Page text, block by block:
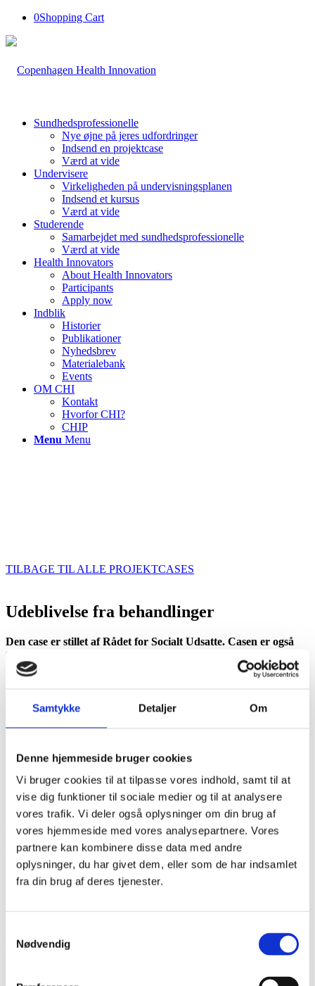
Samtykke Detaljer Om
Denne hjemmeside bruger cookies
Vi bruger cookies til at tilpasse vores indhold, samt til at
vise dig funktioner til sociale medier og til at analysere
vores trafik. Vi deler også oplysninger om din brug af
vores hjemmeside med vores analysepartnere. Vores
partnere kan kombinere disse data med andre
oplysninger, du har givet dem, eller som de har indsamlet
fra din brug af deres tjenester.
Nødvendig
0Shopping Cart
Sundhedsprofessionelle
Nye øjne på jeres udfordringer
Indsend en projektcase
Værd at vide
Undervisere
Virkeligheden på undervisningsplanen
Indsend et kursus
Værd at vide
Studerende
Samarbejdet med sundhedsprofessionelle
Værd at vide
Health Innovators
About Health Innovators
Participants
Apply now
Indblik
Historier
Publikationer
Nyhedsbrev
Materialebank
Events
OM CHI
Kontakt
Hvorfor CHI?
CHIP
Menu Menu
TILBAGE TIL ALLE PROJEKTCASES
Udeblivelse fra behandlinger
Den case er stillet af Rådet for Socialt Udsatte. Casen er også
tilgængelig i forbindelse med Bacheloropgave eller speciale.
Sundhedspersonale oplever ofte, at patienter ikke møder op til
komme afsted til hospitalet. Men for en gruppe af socialt udsatte
skyldes dette primært, at de ikke har adgang til eller læst
indkaldelsen. Når en patient udebliver fra behandling, sendes en ny
flere gange.
Der er derfor et stort ressourcespild, når patienter ikke møder op og
behandlingsforløb afbrydes og skal genstartes.
Dertil kommer, at socialt udsatte patienter ikke bliver
færdigbehandlet, genindlægges tit samt, at lidelser, der ellers kunne
have været behandlet, forringer deres livskvalitet og forkorter deres
levetid.
Udfordringen
opsøge behandling, selv sørge for at holde aftaler/transportere sig
afsted. Det kan mange socialt udsatte patienter ikke leve op til – de
lever et til tider kaotisk liv hvor andre hensyn prioriteres højere.
Indkaldelser til fx ambulant behandling, der sendes i e-boks, når